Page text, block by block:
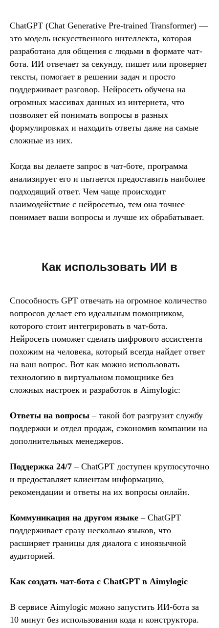
ChatGPT (Chat Generative Pre-trained Transformer) —
это модель искусственного интеллекта, которая
разработана для общения с людьми в формате чат-
бота. ИИ отвечает за секунду, пишет или проверяет
тексты, помогает в решении задач и просто
поддерживает разговор. Нейросеть обучена на
огромных массивах данных из интернета, что
позволяет ей понимать вопросы в разных
формулировках и находить ответы даже на самые
сложные из них.
Когда вы делаете запрос в чат-боте, программа
анализирует его и пытается предоставить наиболее
подходящий ответ. Чем чаще происходит
взаимодействие с нейросетью, тем она точнее
понимает ваши вопросы и лучше их обрабатывает.
Как использовать ИИ в
Способность GPT отвечать на огромное количество
вопросов делает его идеальным помощником,
которого стоит интегрировать в чат-бота.
Нейросеть поможет сделать цифрового ассистента
похожим на человека, который всегда найдет ответ
на ваш вопрос. Вот как можно использовать
технологию в виртуальном помощнике без
сложных настроек и разработок в Aimylogic:
Ответы на вопросы – такой бот разгрузит службу
поддержки и отдел продаж, сэкономив компании на
дополнительных менеджеров.
Поддержка 24/7 – ChatGPT доступен круглосуточно
и предоставляет клиентам информацию,
рекомендации и ответы на их вопросы онлайн.
Коммуникация на другом языке – ChatGPT
поддерживает сразу несколько языков, что
расширяет границы для диалога с иноязычной
аудиторией.
Как создать чат-бота с ChatGPT в Aimylogic
В сервисе Aimylogic можно запустить ИИ-бота за
10 минут без использования кода и конструктора.